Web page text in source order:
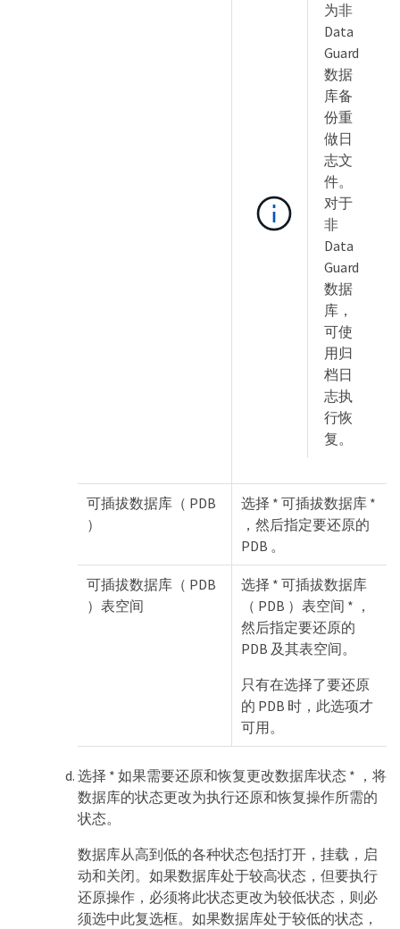
为非
Data
Guard
数据
库备
份重
做日
志文
件。
对于
非
Data
Guard
数据
库，
可使
用归
档日
志执
行恢
复。
可插拔数据库（ PDB
）
选择 * 可插拔数据库 *
，然后指定要还原的
PDB 。
可插拔数据库（ PDB
）表空间
选择 * 可插拔数据库
（ PDB ）表空间 * ，
然后指定要还原的
PDB 及其表空间。
只有在选择了要还原
的 PDB 时，此选项才
可用。
选择 * 如果需要还原和恢复更改数据库状态 * ，将
数据库的状态更改为执行还原和恢复操作所需的
状态。
数据库从高到低的各种状态包括打开，挂载，启
动和关闭。如果数据库处于较高状态，但要执行
还原操作，必须将此状态更改为较低状态，则必
须选中此复选框。如果数据库处于较低的状态，